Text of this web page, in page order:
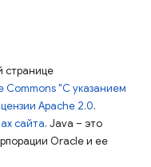
странице
Commons "С указанием
Apache 2.0.
сайта. Java – это
Oracle и ее